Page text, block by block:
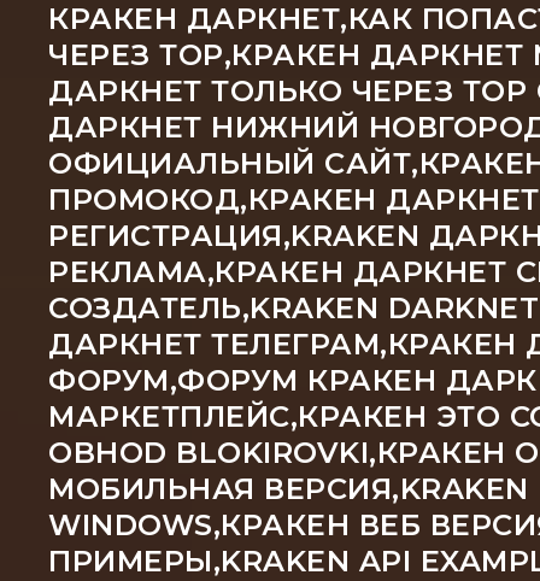
КРАКЕН ДАРКНЕТ,КАК
ЧЕРЕЗ ТОР,КРАКЕН
ДАРКНЕТ ТОЛЬКО ЧЕРЕЗ
ДАРКНЕТ НИЖНИЙ
ОФИЦИАЛЬНЫЙ
ПРОМОКОД,КРАКЕН
РЕГИСТРАЦИЯ,KRAKEN
РЕКЛАМА,КРАКЕН ДАРКНЕТ
СОЗДАТЕЛЬ,KRAKEN
ДАРКНЕТ ТЕЛЕГРАМ,КРАКЕН
ФОРУМ,ФОРУМ КРАКЕН
МАРКЕТПЛЕЙС,КРАКЕН ЭТО
OBHOD BLOKIROVKI,КРАКЕН
МОБИЛЬНАЯ ВЕРСИЯ,KRAKEN
WINDOWS,КРАКЕН ВЕБ
ПРИМЕРЫ,KRAKEN API